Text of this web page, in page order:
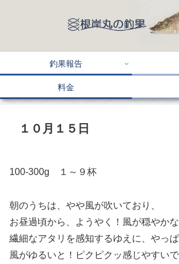
釣果報告
料金
１０月１５日
100-300g １～９杯
朝のうちは、やや風が吹いており、
お昼過頃から、ようやく！風が穏やか
繊細なアタリを感知するゆえに、やっぱ
風がゆるいと！ピクピクッ感じやすい